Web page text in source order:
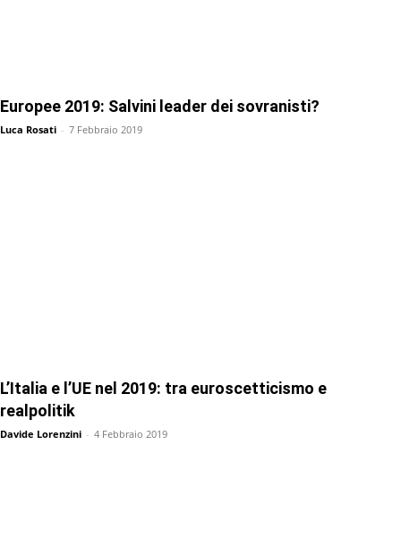
Europee 2019: Salvini leader dei sovranisti?
Luca Rosati - 7 Febbraio 2019
L’Italia e l’UE nel 2019: tra euroscetticismo e
realpolitik
Davide Lorenzini - 4 Febbraio 2019